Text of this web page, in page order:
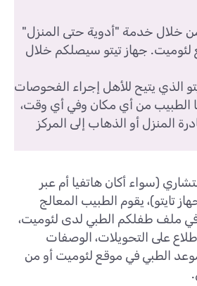
من خلال خدمة "أدوية حتى المنزل"
لئوميت. جهاز تيتو سيصلكم خلال
الذي يتيح للأهل إجراء الفحوصات
الطبيب من أي مكان وفي أي وقت،
المنزل أو الذهاب إلى المركز
(سواء أكان هاتفيا أم عبر
تايتو)، يقوم الطبيب المعالج
ملف طفلكم الطبي لدى لئوميت،
على التحويلات، الوصفات
الطبي في موقع لئوميت أو من